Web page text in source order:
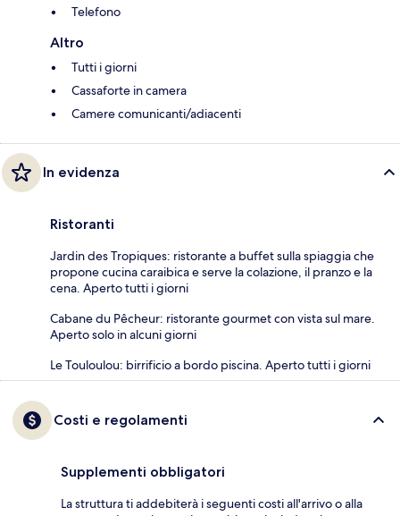
Telefono
Altro
Tutti i giorni
Cassaforte in camera
Camere comunicanti/adiacenti
In evidenza
Ristoranti
Jardin des Tropiques: ristorante a buffet sulla spiaggia che
propone cucina caraibica e serve la colazione, il pranzo e la
cena. Aperto tutti i giorni
Cabane du Pêcheur: ristorante gourmet con vista sul mare.
Aperto solo in alcuni giorni
Le Touloulou: birrificio a bordo piscina. Aperto tutti i giorni
Costi e regolamenti
Supplementi obbligatori
La struttura ti addebiterà i seguenti costi all'arrivo o alla